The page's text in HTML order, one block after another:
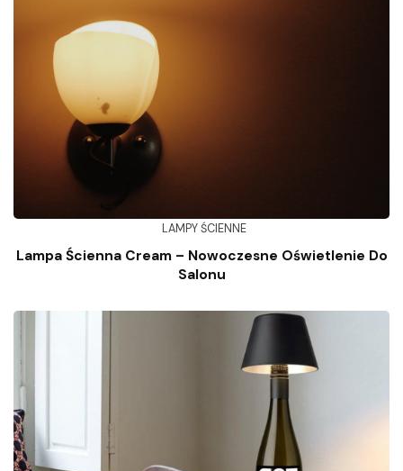
LAMPY ŚCIENNE
Lampa Ścienna Cream – Nowoczesne Oświetlenie Do
Salonu